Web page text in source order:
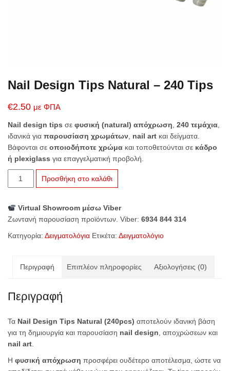
Nail Design Tips Natural – 240 Tips
€2.50 με ΦΠΑ
Nail design tips σε φυσική (natural) απόχρωση 240 τεμάχια
ιδανικά για παρουσίαση χρωμάτων nail art και δείγματα.
Βάφονται σε οποιοδήποτε χρώμα και τοποθετούνται σε κάδρο
ή plexiglass για επαγγελματική προβολή.
Nail
Design
Natural
–
Tips
Προσθήκη στο καλάθι
Virtual Showroom μέσω Viber
Ζωντανή παρουσίαση προϊόντων. Viber: 6934 844 314
Κατηγορία: Δειγματολόγια Ετικέτα: Δειγματολόγιο
Περιγραφή Επιπλέον πληροφορίες Αξιολογήσεις (0)
Περιγραφή
Τα Nail Design Tips Natural (240pcs) αποτελούν ιδανική βάση
για τη δημιουργία και παρουσίαση nail design , αποχρώσεων και
nail art
Η φυσική απόχρωση προσφέρει ουδέτερο αποτέλεσμα, ώστε να